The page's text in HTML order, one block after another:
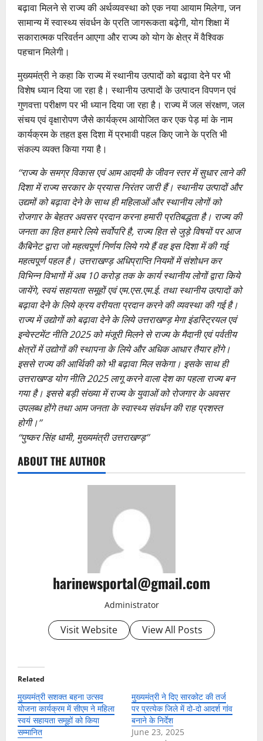
बढ़ावा मिलने से राज्य की अर्थव्यवस्था को एक नया आयाम मिलेगा, जन
सामान्य में स्वास्थ्य संवर्धन के प्रति जागरूकता बढ़ेगी, योग शिक्षा में
सकारात्मक परिवर्तन आएगा और राज्य को योग के क्षेत्र में वैश्विक
पहचान मिलेगी।
मुख्यमंत्री ने कहा कि राज्य में स्थानीय उत्पादों को बढ़ावा देने पर भी
विशेष ध्यान दिया जा रहा है। स्थानीय उत्पादों के उत्पादन विपणन एवं
गुणवत्ता परीक्षण पर भी ध्यान दिया जा रहा है। राज्य में जल संरक्षण, जल
संचय एवं वृक्षारोपण जैसे कार्यक्रम आयोजित कर एक पेड़ मां के नाम
कार्यक्रम के तहत इस दिशा में प्रभावी पहल किए जाने के प्रति भी
संकल्प व्यक्त किया गया है।
‘‘राज्य के समग्र विकास एवं आम आदमी के जीवन स्तर में सुधार लाने की
दिशा में राज्य सरकार के प्रयास निरंतर जारी हैं। स्थानीय उत्पादों और
उद्यमों को बढ़ावा देने के साथ ही महिलाओं और स्थानीय लोगों को
रोजगार के बेहतर अवसर प्रदान करना हमारी प्रतिबद्धता है। राज्य की
जनता का हित हमारे लिये सर्वोपरि है, राज्य हित से जुड़े विषयों पर आज
कैबिनेट द्वारा जो महत्वपूर्ण निर्णय लिये गये हैं वह इस दिशा में की गई
महत्वपूर्ण पहल है। उत्तराखण्ड़ अधिप्राप्ति नियमों में संशोधन कर
विभिन्न विभागों में अब 10 करोड़ तक के कार्य स्थानीय लोगों द्वारा किये
जायेंगे, स्वयं सहायता समूहों एवं एम.एस.एम.ई. तथा स्थानीय उत्पादों को
बढ़ावा देने के लिये क्रय वरीयता प्रदान करने की व्यवस्था की गई है।
राज्य में उद्योगों को बढ़ावा देने के लिये उत्तराखण्ड़ मेगा इंडस्ट्रियल एवं
इन्वेस्टमेंट नीति 2025 को मंजूरी मिलने से राज्य के मैदानी एवं पर्वतीय
क्षेत्रों में उद्योगों की स्थापना के लिये और अधिक आधार तैयार होंगे।
इससे राज्य की आर्थिकी को भी बढ़ावा मिल सकेगा। इसके साथ ही
उत्तराखण्ड योग नीति 2025 लागू करने वाला देश का पहला राज्य बन
गया है। इससे बड़ी संख्या में राज्य के युवाओं को रोजगार के अवसर
उपलब्ध होंगे तथा आम जनता के स्वास्थ्य संवर्धन की राह प्रशस्त
होगी।’’
‘‘पुष्कर सिंह धामी, मुख्यमंत्री उत्तराखण्ड़’’
ABOUT THE AUTHOR
harinewsportal@gmail.com
Administrator
Visit Website View All Posts
Related
मुख्यमंत्री सशक्त बहना उत्सव
योजना कार्यक्रम में सीएम ने महिला
स्वयं सहायता समूहों को किया
सम्मानित
मुख्यमंत्री ने दिए सारकोट की तर्ज
पर प्रत्येक जिले में दो-दो आदर्श गांव
बनाने के निर्देश
June 23, 2025